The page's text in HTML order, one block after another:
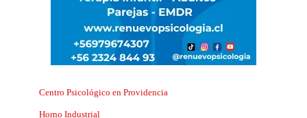
Centro Psicológico en Providencia
Horno Industrial